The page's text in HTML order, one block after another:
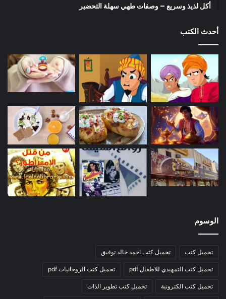
أكل لذيذ وسريع – وصفات طهي سهلة التحضير
أحدث الكتب
الوسوم
تحميل كتب تحميل كتب احمد خالد توفيق
تحميل كتب التمهيدي للاطفال pdf تحميل كتب الروحانيات pdf
تحميل كتب الكترونية تحميل كتب تطوير الذات